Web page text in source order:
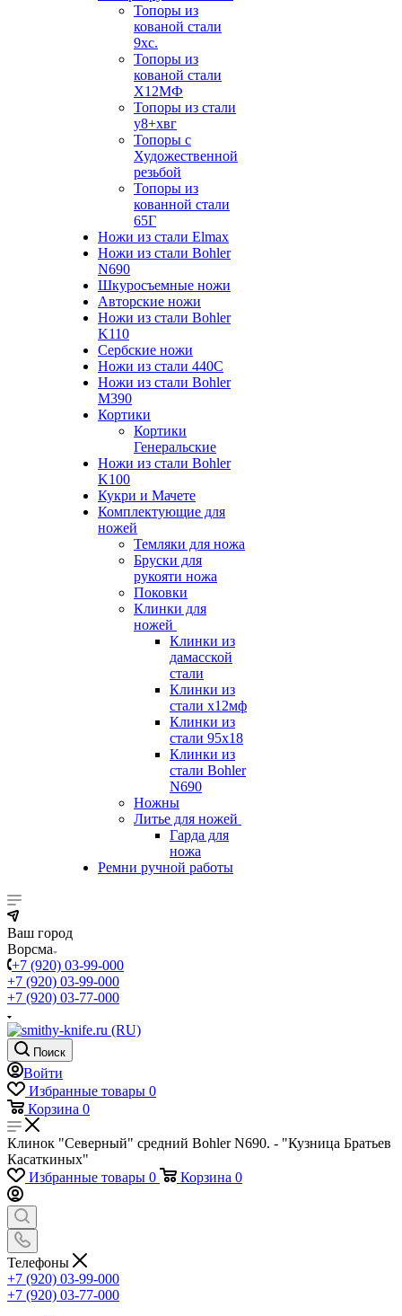
Топоры из
кованой стали
9хс.
Топоры из
кованой стали
Х12МФ
Топоры из стали
у8+хвг
Топоры с
Художественной
резьбой
Топоры из
кованной стали
65Г
Ножи из стали Elmax
Ножи из стали Bohler
N690
Шкуросъемные ножи
Авторские ножи
Ножи из стали Bohler
K110
Сербские ножи
Ножи из стали 440С
Ножи из стали Bohler
M390
Кортики
Кортики
Генеральские
Ножи из стали Bohler
K100
Кукри и Мачете
Комплектующие для
ножей
Темляки для ножа
Бруски для
рукояти ножа
Поковки
Клинки для
ножей
Клинки из
дамасской
стали
Клинки из
стали х12мф
Клинки из
стали 95х18
Клинки из
стали Bohler
N690
Ножны
Литье для ножей
Гарда для
ножа
Ремни ручной работы
Ваш город
Ворсма
+7 (920) 03-99-000
+7 (920) 03-99-000
+7 (920) 03-77-000
Поиск
Войти
Избранные товары 0
Корзина 0
Клинок "Северный" средний Bohler N690. - "Кузница Братьев
Касаткиных"
Избранные товары 0 Корзина 0
Телефоны
+7 (920) 03-99-000
+7 (920) 03-77-000